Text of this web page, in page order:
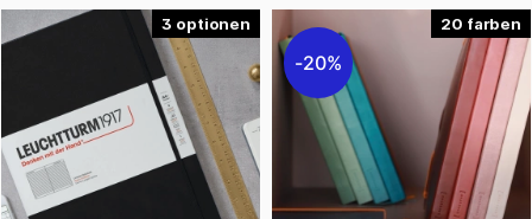
3 20
20%